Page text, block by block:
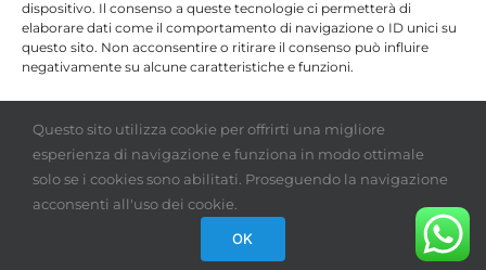
dispositivo. Il consenso a queste tecnologie ci permetterà di
elaborare dati come il comportamento di navigazione o ID unici su
questo sito. Non acconsentire o ritirare il consenso può influire
negativamente su alcune caratteristiche e funzioni.
Accetta
Nega
Visualizza le preferenze
dove!
Facebook
X RedditLinkedInWhatsApp
TumblrPinterest
Vk Email
2026 Danese Srl | Tutti i diritti riservati.
Questo sito utilizza cookie per offrirti una migliore
esperienza di navigazione e funziona in modo ottimale
solo se i cookies sono abilitati. Proseguendo la navigazione
acconsenti all'uso dei cookie.
OK